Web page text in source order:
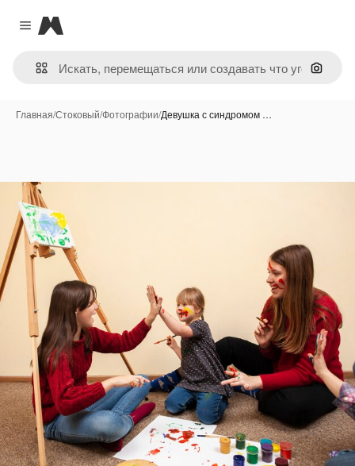
Close menu
Magnific
Поиск
Главная/Стоковый/Фотографии/Девушка с синдромом …